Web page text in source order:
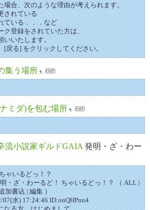
場合、次のような理由が考えられます。
されている
ている．．．など
登録をされていた方は、
いいたします。
[戻る] をクリックしてください。
集う場所
ミダ)を包む場所
流小説家ギルドGAIA 発明・ざ・わー
ゃいるどっ！？
・ざ・わーるど！ ちゃいるどっ！？ （ ALL |
加書込 | 編集 ）
水) 17:24:46 ID:onQHPnn4